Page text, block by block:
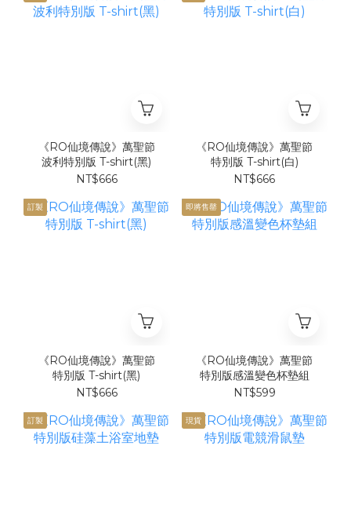
《RO仙境傳說》萬聖節
波利特別版 T-shirt(黑)
NT$666
《RO仙境傳說》萬聖節
特別版 T-shirt(白)
NT$666
訂製
《RO仙境傳說》萬聖節
特別版 T-shirt(黑)
NT$666
即將售罄
《RO仙境傳說》萬聖節
特別版感溫變色杯墊組
NT$599
訂製 現貨